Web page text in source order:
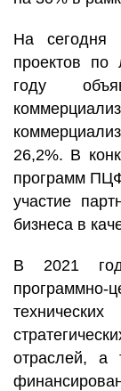
На сегодня
проектов
году
26,2%. В
программ
участие
бизнеса в
В 2021
программно-
отраслей, а